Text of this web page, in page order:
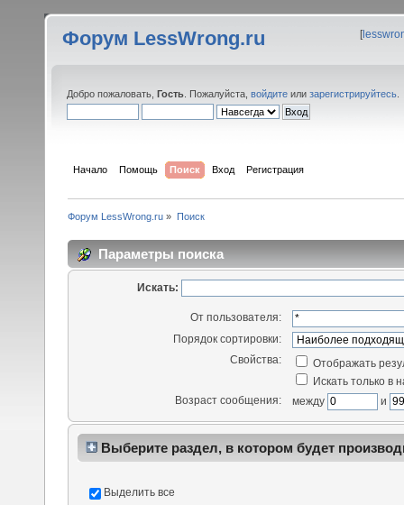
Форум LessWrong.ru [
Добро пожаловать, Гость . Пожалуйста, войдите или зарегистрируйтесь
Начало Помощь Поиск Вход Регистрация
Форум LessWrong.ru » Поиск
Параметры поиска
Искать:
От пользователя:
Порядок сортировки:
Свойства:
Отображать
Искать только в
Возраст сообщения:
между и
Выберите раздел, в котором будет
Выделить все